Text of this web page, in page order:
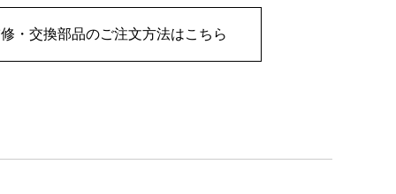
・交換部品のご注文方法はこちら